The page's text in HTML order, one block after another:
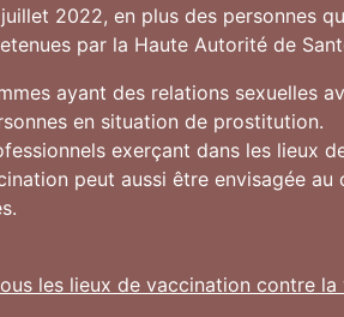
juillet 2022, en plus des personnes
par la Haute Autorité de
ayant des relations sexuelles
en situation de prostitution.
exerçant dans les lieux
peut aussi être envisagée
les lieux de vaccination contre